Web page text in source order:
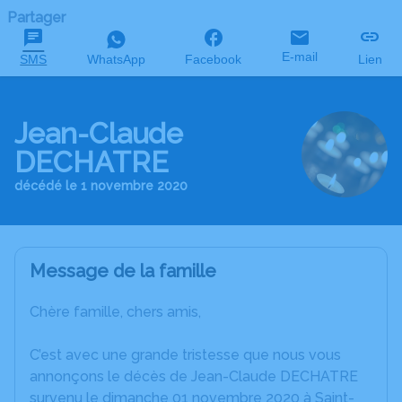
Partager
SMS WhatsApp Facebook E-mail Lien
Jean-Claude
DECHATRE
décédé le 1 novembre 2020
Message de la famille
Chère famille, chers amis,
C’est avec une grande tristesse que nous vous
annonçons le décès de Jean-Claude DECHATRE
survenu le dimanche 01 novembre 2020 à Saint-